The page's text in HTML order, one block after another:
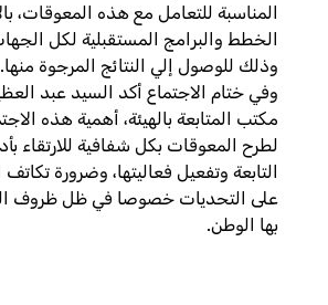
المناسبة للتعامل مع هذه المعوقات،
الخطط والبرامج المستقبلية لكل الجهات
وذلك للوصول إلي النتائج المرجوة منها.
وفي ختام الاجتماع أكد السيد عبد
مكتب المتابعة بالهيئة، أهمية هذه
لطرح المعوقات بكل شفافية للارتقاء
التابعة وتفعيل فعاليتها، وضرورة
على التحديات خصوصا في ظل ظروف
بها الوطن.